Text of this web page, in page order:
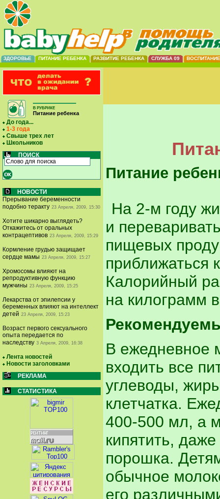
ЗДОРОВЬЕ ПИТАНИЕ РЕБЕНКА РАЗВИТИЕ РЕБЕНКА СЛУЖБА 09 ВОСПИТАНИЕ
В РУБРИКЕ
Питание ребенка
До года...
1-3 года
Свыше трех лет
Школьников
ПОИСК
НОВОСТИ
Прерывание беременности
подобно теракту 23 Апреля, 2009, 15:30
Хотите шикарно выглядеть?
Откажитесь от оральных
контрацептивов 23 Апреля, 2009, 15:29
Кормление грудью защищает
сердце мамы 23 Апреля, 2009, 15:27
Хромосомы влияют на
репродуктивную функцию
мужчины 23 Апреля, 2009, 15:25
Лекарства от эпилепсии у
беременных влияют на интеллект
детей 23 Апреля, 2009, 15:23
Возраст первого сексуального
опыта передается по
наследству 3 Апреля, 2009, 16:38
Лента новостей
Новости заголовками
РЕКЛАМА
СТАТИСТИКА
Питание
На 2-м году
и
пищевых
приближаться
Калорийный
на килограмм
В ежедневное
входить все
углеводы,
клетчатка.
400-500 мл, а
кипятить,
порошка.
обычное
его